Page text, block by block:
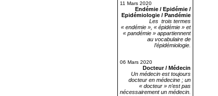
11 Mars 2020
Endémie / Epidémie /
Epidémiologie / Pandémie
Les trois termes
« endémie », « épidémie » et
« pandémie » appartiennent
au vocabulaire de
l’épidémiologie.
06 Mars 2020
Docteur / Médecin
Un médecin est toujours
docteur en médecine ; un
« docteur » n’est pas
nécessairement un médecin.